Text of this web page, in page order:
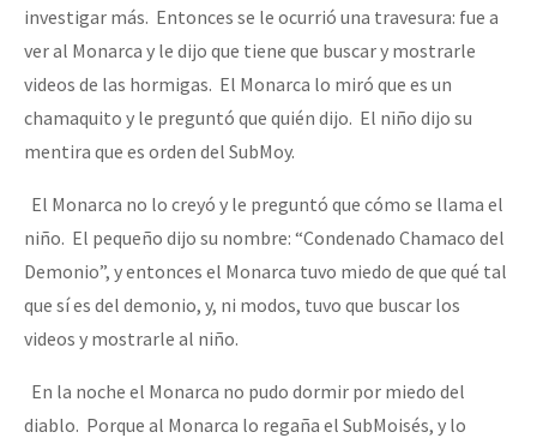
investigar más. Entonces se le ocurrió una travesura: fue a
ver al Monarca y le dijo que tiene que buscar y mostrarle
videos de las hormigas. El Monarca lo miró que es un
chamaquito y le preguntó que quién dijo. El niño dijo su
mentira que es orden del SubMoy.
El Monarca no lo creyó y le preguntó que cómo se llama el
niño. El pequeño dijo su nombre: “Condenado Chamaco del
Demonio”, y entonces el Monarca tuvo miedo de que qué tal
que sí es del demonio, y, ni modos, tuvo que buscar los
videos y mostrarle al niño.
En la noche el Monarca no pudo dormir por miedo del
diablo. Porque al Monarca lo regaña el SubMoisés, y lo